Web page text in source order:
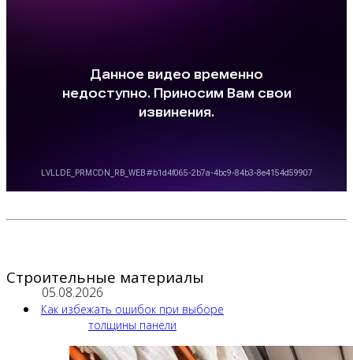
Строительные материалы
05.08.2026
Как избежать ошибок при выборе
толщины панели